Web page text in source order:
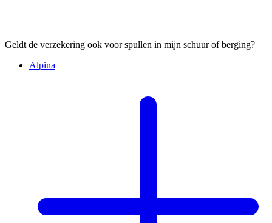
Geldt de verzekering ook voor spullen in mijn schuur of berging?
Alpina